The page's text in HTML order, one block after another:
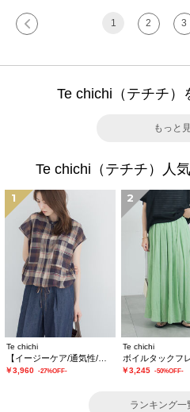
1 2 3
Te chichi（テチチ）
もっと
Te chichi（テチチ）人
1
Te chichi
￥3,960 -27%OFF-
2
Te chichi
￥3,245 -50%OFF-
ランキング一